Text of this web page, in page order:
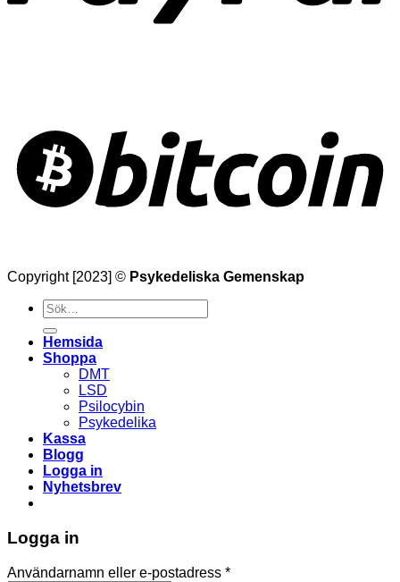
Copyright [2023] © Psykedeliska Gemenskap
Söka
efter
Hemsida
Shoppa
DMT
LSD
Psilocybin
Psykedelika
Kassa
Blogg
Logga in
Nyhetsbrev
Logga in
Användarnamn eller e-postadress *Obligatoriskt